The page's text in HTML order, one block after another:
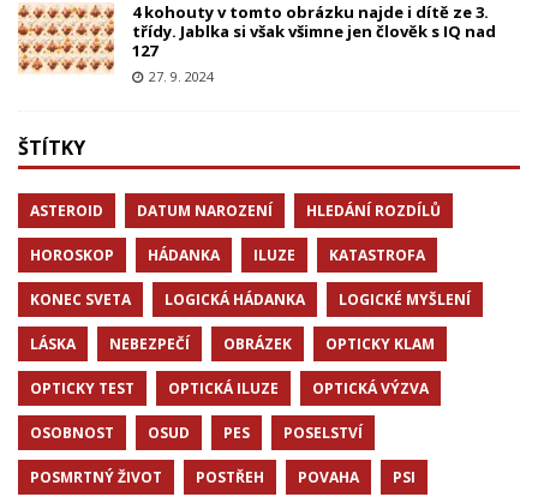
4 kohouty v tomto obrázku najde i dítě ze 3.
třídy. Jablka si však všimne jen člověk s IQ nad
127
27. 9. 2024
ŠTÍTKY
ASTEROID DATUM NAROZENÍ HLEDÁNÍ ROZDÍLŮ
HOROSKOP HÁDANKA ILUZE KATASTROFA
KONEC SVETA LOGICKÁ HÁDANKA LOGICKÉ MYŠLENÍ
LÁSKA NEBEZPEČÍ OBRÁZEK OPTICKY KLAM
OPTICKY TEST OPTICKÁ ILUZE OPTICKÁ VÝZVA
OSOBNOST OSUD PES POSELSTVÍ
POSMRTNÝ ŽIVOT POSTŘEH POVAHA PSI